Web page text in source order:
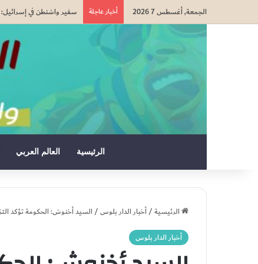
الجمعة, أغسطس 7 2026 أخبار عاجلة التعاون في مجال الهجرة..
الرئيسية العالم العربي
الرئيسية/أخبار الدار بلوس/السيد أخنوش: الحكومة تؤكد
أخبار الدار بلوس